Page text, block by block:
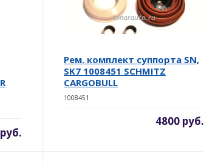
Рем. комплект суппорта SN,
SK7 1008451 SCHMITZ
CARGOBULL
1008451
4800 руб.